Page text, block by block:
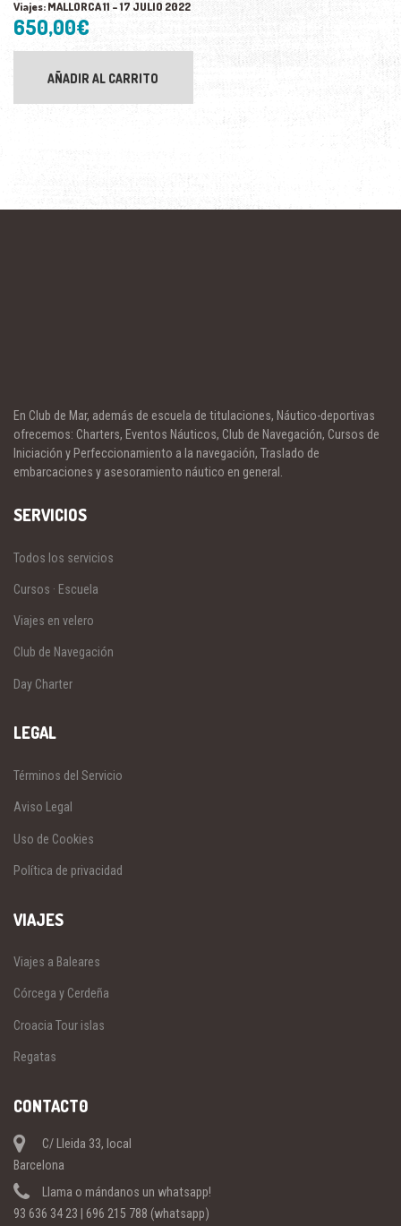
Viajes: MALLORCA 11 – 17 JULIO 2022
650,00€
AÑADIR AL CARRITO
embarcaciones y asesoramiento náutico en general.
SERVICIOS
Viajes en velero
Club de Navegación
Day Charter
LEGAL
Uso de Cookies
Política de privacidad
VIAJES
Croacia Tour islas
Regatas
CONTACT0
Barcelona
93 636 34 23 | 696 215 788 (whatsapp)